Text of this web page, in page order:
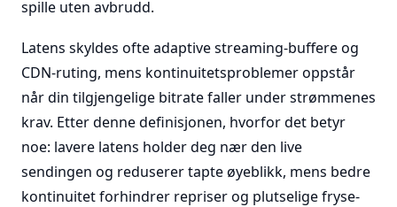
spille uten avbrudd.
Latens skyldes ofte adaptive streaming-buffere og
CDN-ruting, mens kontinuitetsproblemer oppstår
når din tilgjengelige bitrate faller under strømmenes
krav. Etter denne definisjonen, hvorfor det betyr
noe: lavere latens holder deg nær den live
sendingen og reduserer tapte øyeblikk, mens bedre
kontinuitet forhindrer repriser og plutselige fryse-